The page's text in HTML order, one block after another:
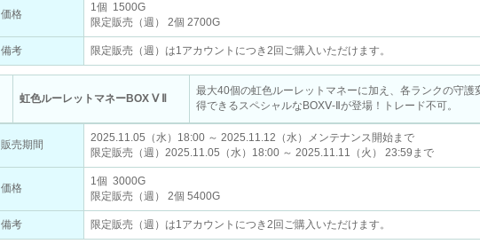
価格
1個 1500G
限定販売（週） 2個 2700G
備考 限定販売（週）は1アカウントにつき2回ご購入いただけます。
虹色ルーレットマネーBOX Ⅴ Ⅱ
最大40個の虹色ルーレットマネーに加え、各ランクの守護
得できるスペシャルなBOXⅤ-Ⅱが登場！トレード不可。
販売期間
2025.11.05（水）18:00 ～ 2025.11.12（水）メンテナンス開始まで
限定販売（週）2025.11.05（水）18:00 ～ 2025.11.11（火） 23:59まで
価格
1個 3000G
限定販売（週） 2個 5400G
備考 限定販売（週）は1アカウントにつき2回ご購入いただけます。